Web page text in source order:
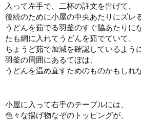
入って左手で、二杯の註文を告げて、
後続のために小屋の中央あたりにズレ
うどんを茹でる羽釜のすぐ脇あたりに
たも網に入れてうどんを茹でていて、
ちょうど茹で加減を確認しているよう
羽釜の周囲にあるてぼは、
うどんを温め直すためのものかもしれ
小屋に入って右手のテーブルには、
色々な揚げ物なぞのトッピングが、